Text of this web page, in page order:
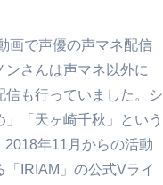
画で声優の声マネ配信
ンさんは声マネ以外に
信も行っていました。シ
「天ヶ崎千秋」という
年11月からの活動
IRIAM」の公式Vライ